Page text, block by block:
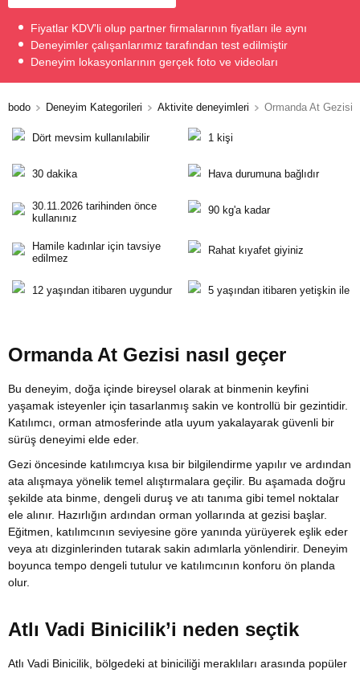
Fiyatlar KDV'li olup partner firmalarının fiyatları ile aynı
Deneyimler çalışanlarımız tarafından test edilmiştir
Deneyim lokasyonlarının gerçek foto ve videoları
bodo Deneyim Kategorileri Aktivite deneyimleri Ormanda At Gezisi
Dört mevsim kullanılabilir 1 kişi
30 dakika Hava durumuna bağlıdır
30.11.2026 tarihinden önce
kullanınız
90 kg'a kadar
Hamile kadınlar için tavsiye
edilmez
Rahat kıyafet giyiniz
12 yaşından itibaren uygundur 5 yaşından itibaren yetişkin ile
Ormanda At Gezisi nasıl geçer
Bu deneyim, doğa içinde bireysel olarak at binmenin keyfini
yaşamak isteyenler için tasarlanmış sakin ve kontrollü bir gezintidir.
Katılımcı, orman atmosferinde atla uyum yakalayarak güvenli bir
sürüş deneyimi elde eder.
Gezi öncesinde katılımcıya kısa bir bilgilendirme yapılır ve ardından
ata alışmaya yönelik temel alıştırmalara geçilir. Bu aşamada doğru
şekilde ata binme, dengeli duruş ve atı tanıma gibi temel noktalar
ele alınır. Hazırlığın ardından orman yollarında at gezisi başlar.
Eğitmen, katılımcının seviyesine göre yanında yürüyerek eşlik eder
veya atı dizginlerinden tutarak sakin adımlarla yönlendirir. Deneyim
boyunca tempo dengeli tutulur ve katılımcının konforu ön planda
olur.
Atlı Vadi Binicilik’i neden seçtik
Atlı Vadi Binicilik, bölgedeki at biniciliği meraklıları arasında popüler